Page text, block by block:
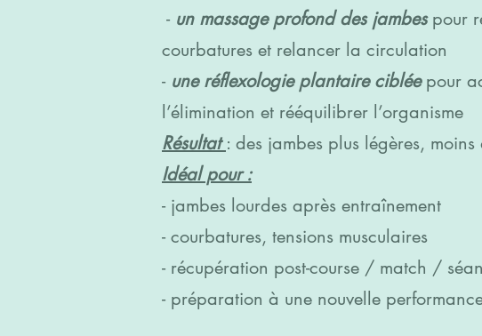
- un massage profond des jambespour
courbatures et relancer la circulation
- une réflexologie plantaire cibléepour
l’élimination et rééquilibrer l’organisme
Résultat: des jambes plus légères,
Idéal pour :
- jambes lourdes après entraînement
- courbatures, tensions musculaires
- récupération post-course / match /
- préparation à une nouvelle